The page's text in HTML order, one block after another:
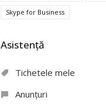
Skype for Business
Asistență
Tichetele mele
Anunțuri